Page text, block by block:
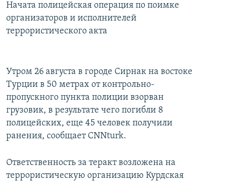
BIZIMLƏ ƏLAQƏ
XƏBƏR BÜLLETENLƏRIMIZ
Начата полицейская операция по поимке
организаторов и исполнителей
террористического акта
Утром 26 августа в городе Сирнак на востоке
Турции в 50 метрах от контрольно-
пропускного пункта полиции взорван
грузовик, в результате чего погибли 8
полицейских, еще 45 человек получили
ранения, сообщает CNNturk.
Ответственность за теракт возложена на
террористическую организацию Курдская